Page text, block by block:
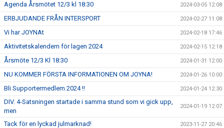
Agenda Årsmötet 12/3 kl 18:30 2024-03-05 12:08
ERBJUDANDE FRÅN INTERSPORT 2024-02-27 11:08
Vi har JOYNAt 2024-02-18 17:46
Aktivitetskalendern för lagen 2024 2024-02-15 12:18
Årsmöte 12/3 Kl 18:30 2024-01-31 12:00
NU KOMMER FÖRSTA INFORMATIONEN OM JOYNA! 2024-01-26 10:00
Bli Supportermedlem 2024 !! 2024-01-24 12:30
DIV. 4-Satsningen startade i samma stund som vi gick upp,
men
2024-01-19 12:07
Tack för en lyckad julmarknad! 2023-11-27 20:46